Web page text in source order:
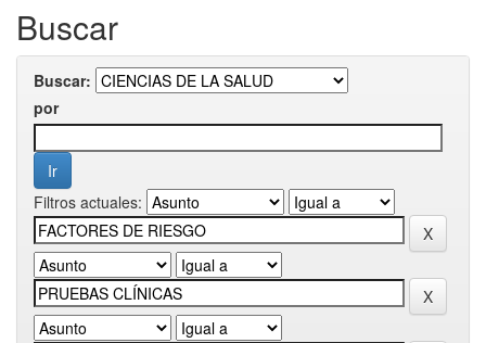
Buscar
Buscar:
por
Filtros actuales: